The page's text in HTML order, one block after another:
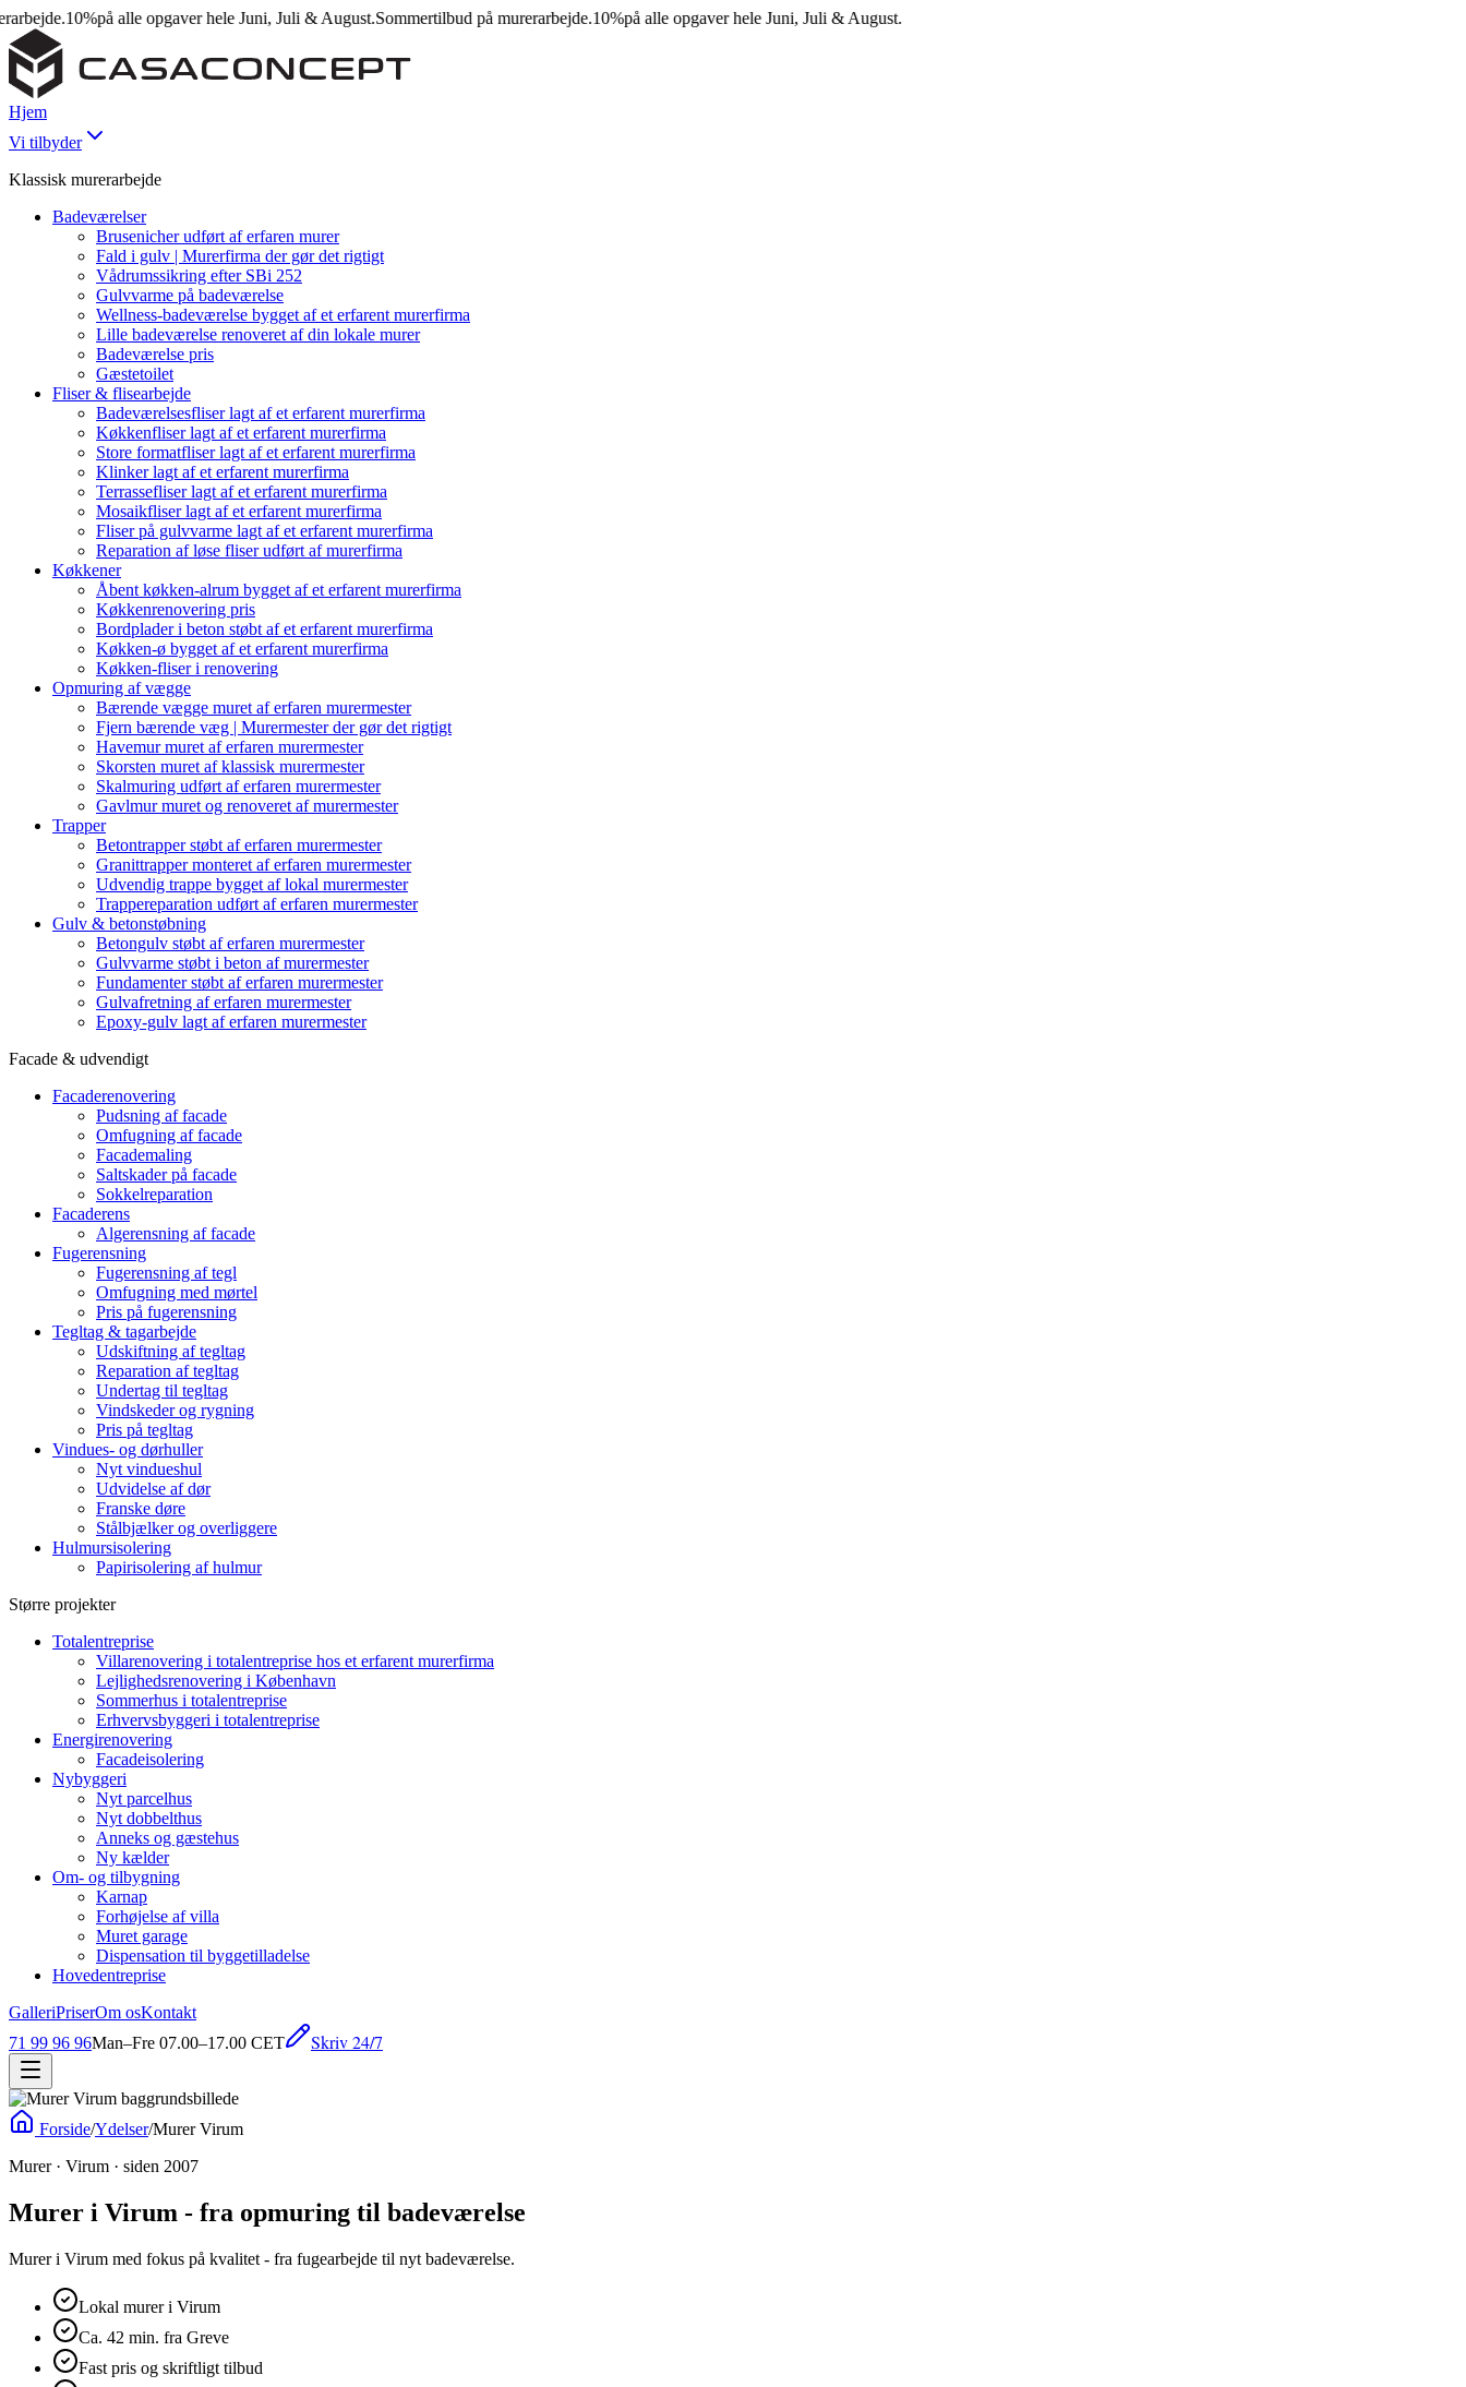
10%på alle opgaver hele Juni, Juli & August.Sommertilbud på murerarbejde.10%på alle opgaver hele Juni, Juli & August.
Hjem
Vi tilbyder
Klassisk murerarbejde
Badeværelser
Brusenicher udført af erfaren murer
Fald i gulv | Murerfirma der gør det rigtigt
Vådrumssikring efter SBi 252
Gulvvarme på badeværelse
Wellness-badeværelse bygget af et erfarent murerfirma
Lille badeværelse renoveret af din lokale murer
Badeværelse pris
Gæstetoilet
Fliser & flisearbejde
Badeværelsesfliser lagt af et erfarent murerfirma
Køkkenfliser lagt af et erfarent murerfirma
Store formatfliser lagt af et erfarent murerfirma
Klinker lagt af et erfarent murerfirma
Terrassefliser lagt af et erfarent murerfirma
Mosaikfliser lagt af et erfarent murerfirma
Fliser på gulvvarme lagt af et erfarent murerfirma
Reparation af løse fliser udført af murerfirma
Køkkener
Åbent køkken-alrum bygget af et erfarent murerfirma
Køkkenrenovering pris
Bordplader i beton støbt af et erfarent murerfirma
Køkken-ø bygget af et erfarent murerfirma
Køkken-fliser i renovering
Opmuring af vægge
Bærende vægge muret af erfaren murermester
Fjern bærende væg | Murermester der gør det rigtigt
Havemur muret af erfaren murermester
Skorsten muret af klassisk murermester
Skalmuring udført af erfaren murermester
Gavlmur muret og renoveret af murermester
Trapper
Betontrapper støbt af erfaren murermester
Granittrapper monteret af erfaren murermester
Udvendig trappe bygget af lokal murermester
Trappereparation udført af erfaren murermester
Gulv & betonstøbning
Betongulv støbt af erfaren murermester
Gulvvarme støbt i beton af murermester
Fundamenter støbt af erfaren murermester
Gulvafretning af erfaren murermester
Epoxy-gulv lagt af erfaren murermester
Facade & udvendigt
Facaderenovering
Pudsning af facade
Omfugning af facade
Facademaling
Saltskader på facade
Sokkelreparation
Facaderens
Algerensning af facade
Fugerensning
Fugerensning af tegl
Omfugning med mørtel
Pris på fugerensning
Tegltag & tagarbejde
Udskiftning af tegltag
Reparation af tegltag
Undertag til tegltag
Vindskeder og rygning
Pris på tegltag
Vindues- og dørhuller
Nyt vindueshul
Udvidelse af dør
Franske døre
Stålbjælker og overliggere
Hulmursisolering
Papirisolering af hulmur
Større projekter
Totalentreprise
Villarenovering i totalentreprise hos et erfarent murerfirma
Lejlighedsrenovering i København
Sommerhus i totalentreprise
Erhvervsbyggeri i totalentreprise
Energirenovering
Facadeisolering
Nybyggeri
Nyt parcelhus
Nyt dobbelthus
Anneks og gæstehus
Ny kælder
Om- og tilbygning
Karnap
Forhøjelse af villa
Muret garage
Dispensation til byggetilladelse
Hovedentreprise
GalleriPriserOm osKontakt
71 99 96 96Man–Fre 07.00–17.00 CET Skriv 24/7
Forside/Ydelser/Murer Virum
Murer · Virum · siden 2007
Murer i Virum - fra opmuring til badeværelse
Murer i Virum med fokus på kvalitet - fra fugearbejde til nyt badeværelse.
Lokal murer i Virum
Ca. 42 min. fra Greve
Fast pris og skriftligt tilbud